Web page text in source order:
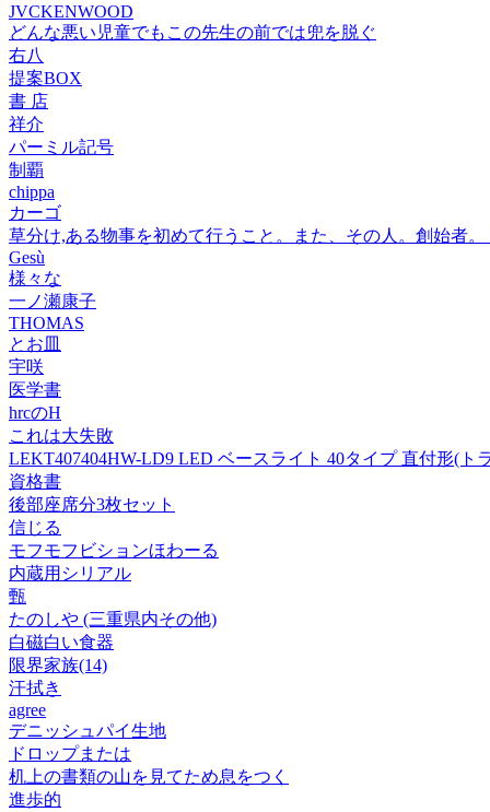
JVCKENWOOD
どんな悪い児童でもこの先生の前では兜を脱ぐ
右八
提案BOX
書 店
祥介
パーミル記号
制覇
chippa
カーゴ
草分け,ある物事を初めて行うこと。また、その人。創始者
Gesù
様々な
一ノ瀬康子
THOMAS
とお皿
宇咲
医学書
hrcのH
これは大失敗
LEKT407404HW-LD9 LED ベースライト 40タイプ 直付形(
資格書
後部座席分3枚セット
信じる
モフモフビションほわーる
内蔵用シリアル
甄
たのしや (三重県内その他)
白磁白い食器
限界家族(14)
汗拭き
agree
デニッシュパイ生地
ドロップまたは
机上の書類の山を見てため息をつく
進歩的